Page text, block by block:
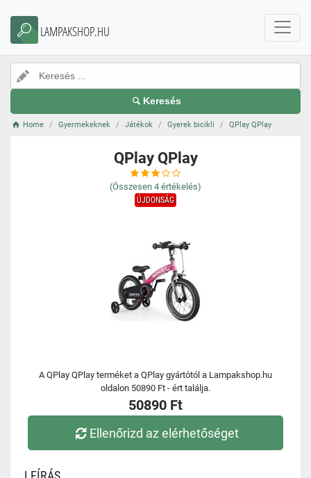
LAMPAKSHOP.HU
Keresés
Home Gyermekeknek Játékok Gyerek bicikli QPlay QPlay
QPlay QPlay
(Összesen 4 értékelés)
ÚJDONSÁG
A QPlay QPlay terméket a QPlay gyártótól a Lampakshop.hu
oldalon 50890 Ft - ért találja.
50890 Ft
Ellenőrizd az elérhetőséget